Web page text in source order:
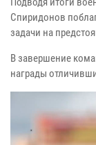
Спиридонов
задачи на
В завершение
награды